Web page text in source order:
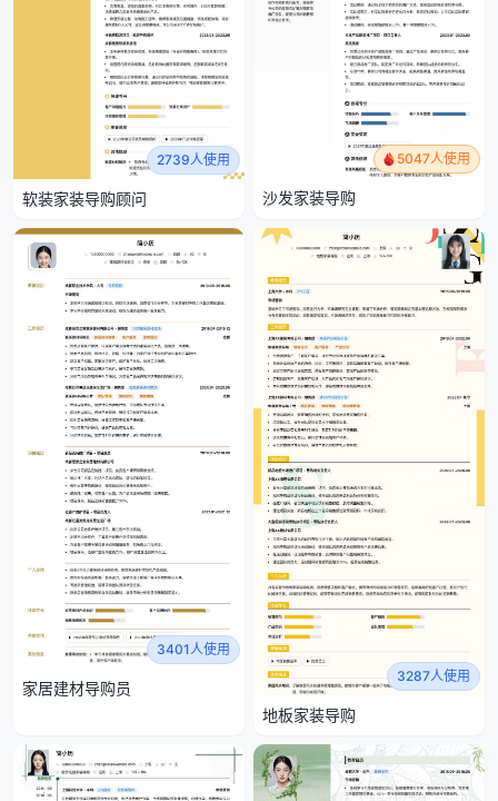
2739人使用
软装家装导购顾问
5047人使用
沙发家装导购
3401人使用
家居建材导购员
3287人使用
地板家装导购